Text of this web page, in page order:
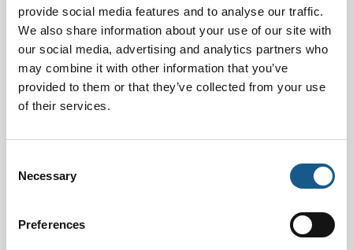
provide social media features and to analyse our traffic.
We also share information about your use of our site with
our social media, advertising and analytics partners who
may combine it with other information that you’ve
provided to them or that they’ve collected from your use
of their services.
Selection
Necessary
Preferences